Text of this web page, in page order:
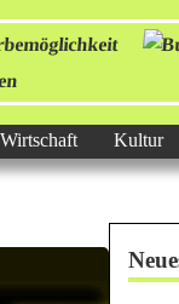
Wirtschaft Kultur